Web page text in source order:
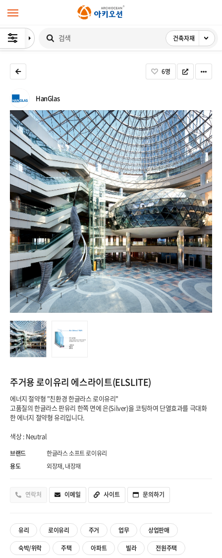
건축자재
검
HanGlas
6명
주거용 로이유리 에스라이트(ELSLITE)
에너지 절약형 "친환경 한글라스 로이유리"
고품질의 한글라스 판유리 한쪽 면에 은(Silver)을 코팅하여 단열효과를 극대화
한 에너지 절약형 유리입니다.
색상 : Neutral
브랜드
한글라스 소프트 로이유리
용도
외장재, 내장재
연락처 이메일 사이트 문의하기
유리 로이유리 주거 업무
상업판매
숙박/위락
주택 아파트 빌라
전원주택